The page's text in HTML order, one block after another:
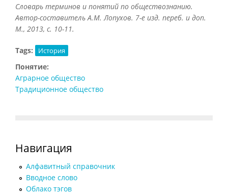
Словарь терминов и понятий по обществознанию.
Автор-составитель А.М. Лопухов. 7-е изд. переб. и доп.
М., 2013, с. 10-11.
Tags: История
Понятие:
Аграрное общество
Традиционное общество
Навигация
Алфавитный справочник
Вводное слово
Облако тэгов